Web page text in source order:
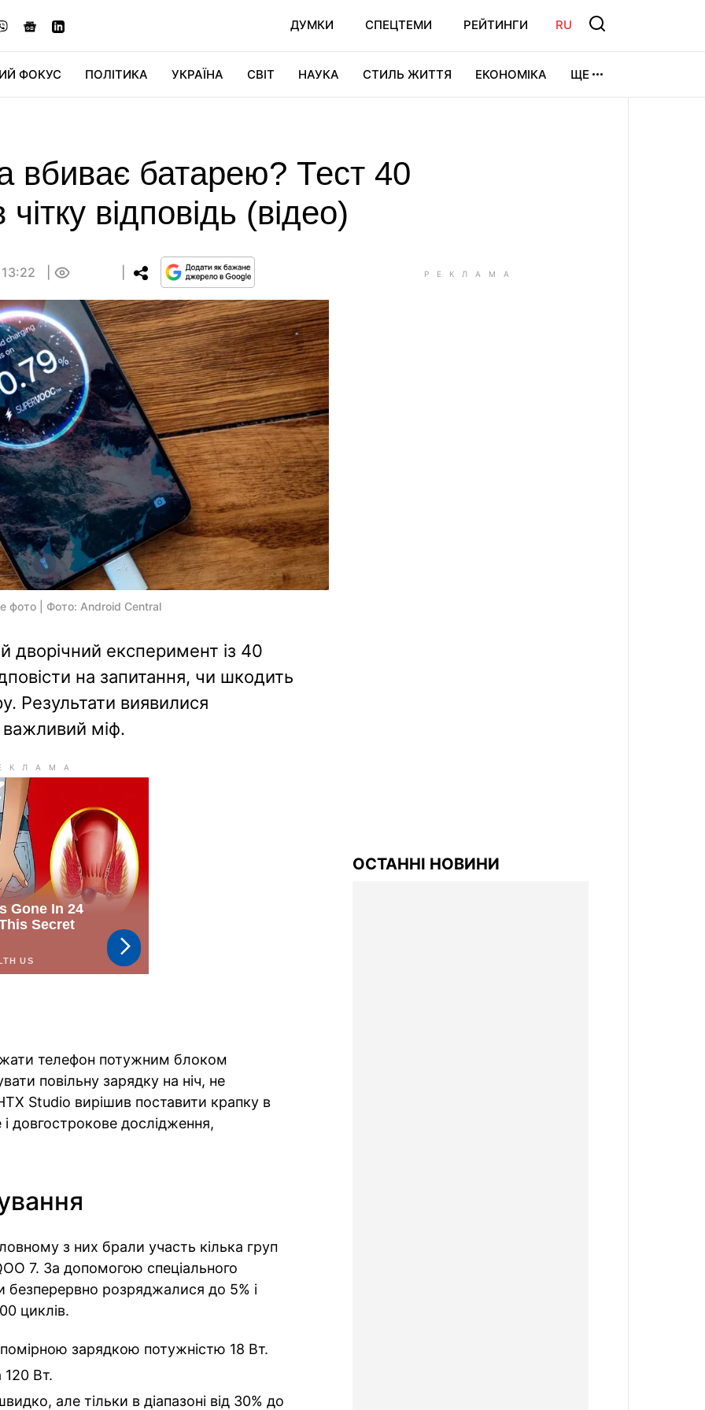
ДУМКИ СПЕЦТЕМИ РЕЙТИНГИ RU
ФОКУС ПОЛІТИКА УКРАЇНА СВІТ НАУКА СТИЛЬ ЖИТТЯ ЕКОНОМІКА ЩЕ
вбиває батарею? Тест 40
відповідь (відео)
фото | Фото: Android Central
дворічний експеримент із 40
на запитання, чи шкодить
Результати виявилися
важливий міф.
телефон потужним блоком
повільну зарядку на ніч, не
Studio вирішив поставити крапку в
довгострокове дослідження,
з них брали участь кілька груп
7. За допомогою спеціального
безперервно розряджалися до 5% і
циклів.
зарядкою потужністю 18 Вт.
Вт.
але тільки в діапазоні від 30% до
ОСТАННІ НОВИНИ